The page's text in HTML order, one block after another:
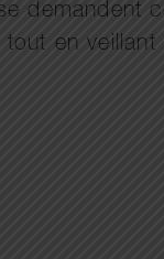
demandent
en